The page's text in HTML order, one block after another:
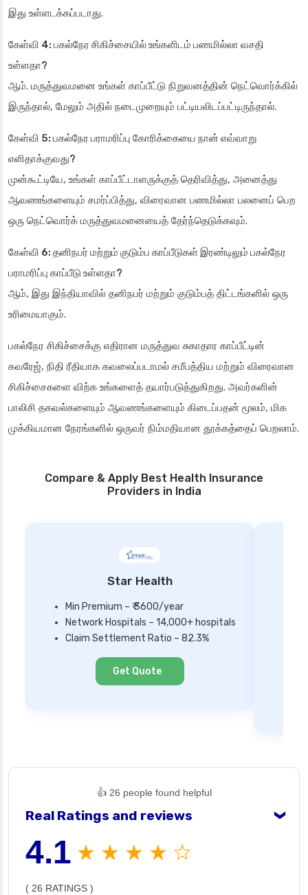
இது உள்ளடக்கப்படாது.
கேள்வி 4: பகல்நேர சிகிச்சையில் உங்களிடம் பணமில்லா வசதி
உள்ளதா?
ஆம். மருத்துவமனை உங்கள் காப்பீட்டு நிறுவனத்தின் நெட்வொர்க்கில்
இருந்தால், மேலும் அதில் நடைமுறையும் பட்டியலிடப்பட்டிருந்தால்.
கேள்வி 5: பகல்நேர பராமரிப்பு கோரிக்கையை நான் எவ்வாறு
எளிதாக்குவது?
முன்கூட்டியே, உங்கள் காப்பீட்டாளருக்குத் தெரிவித்து, அனைத்து
ஆவணங்களையும் சமர்ப்பித்து, விரைவான பணமில்லா பலனைப் பெற
ஒரு நெட்வொர்க் மருத்துவமனையைத் தேர்ந்தெடுக்கவும்.
கேள்வி 6: தனிநபர் மற்றும் குடும்ப காப்பீடுகள் இரண்டிலும் பகல்நேர
பராமரிப்பு காப்பீடு உள்ளதா?
ஆம், இது இந்தியாவில் தனிநபர் மற்றும் குடும்பத் திட்டங்களில் ஒரு
உரிமையாகும்.
பகல்நேர சிகிச்சைக்கு எதிரான மருத்துவ சுகாதார காப்பீட்டின்
கவரேஜ், நிதி ரீதியாக கவலைப்படாமல் சமீபத்திய மற்றும் விரைவான
சிகிச்சைகளை விற்க உங்களைத் தயார்படுத்துகிறது. அவர்களின்
பாலிசி தகவல்களையும் ஆவணங்களையும் கிடைப்பதன் மூலம், மிக
முக்கியமான நேரங்களில் ஒருவர் நிம்மதியான தூக்கத்தைப் பெறலாம்.
Compare & Apply Best Health Insurance
Providers in India
Star Health
Min Premium – ₹ 3600/year
Network Hospitals – 14,000+ hospitals
Claim Settlement Ratio – 82.3%
Get Quote
👍 26 people found helpful
Real Ratings and reviews ❯
4.1 ★ ★ ★ ★ ☆
( 26 RATINGS )